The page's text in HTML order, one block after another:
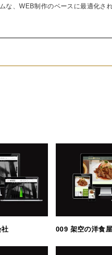
な、WEB制作のベースに最適化さ
009 架空の洋食屋